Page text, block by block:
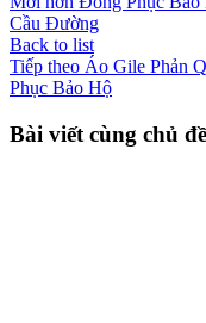
Cầu Đường
Back to list
Tiếp theo Áo Gile Phản
Phục Bảo Hộ
Bài viết cùng chủ